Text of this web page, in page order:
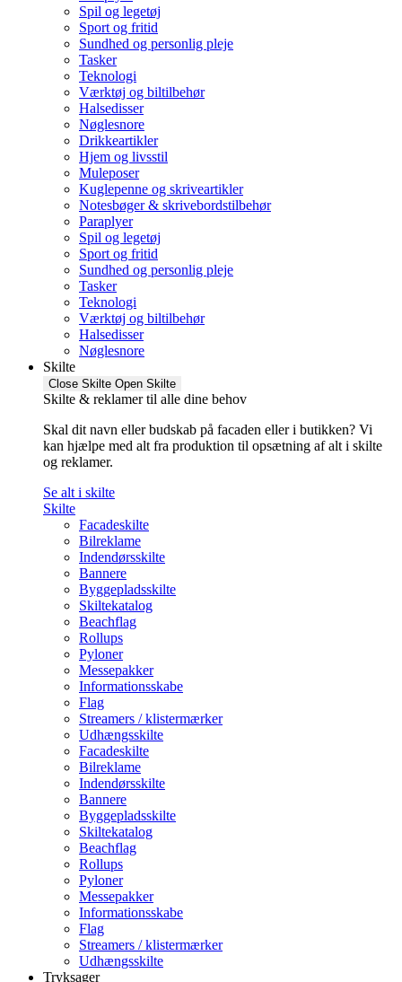
Spil og legetøj
Sport og fritid
Sundhed og personlig pleje
Tasker
Teknologi
Værktøj og biltilbehør
Halsedisser
Nøglesnore
Drikkeartikler
Hjem og livsstil
Muleposer
Kuglepenne og skriveartikler
Notesbøger & skrivebordstilbehør
Paraplyer
Spil og legetøj
Sport og fritid
Sundhed og personlig pleje
Tasker
Teknologi
Værktøj og biltilbehør
Halsedisser
Nøglesnore
Skilte
Close Skilte Open Skilte
Skilte & reklamer til alle dine behov
Skal dit navn eller budskab på facaden eller i butikken? Vi
kan hjælpe med alt fra produktion til opsætning af alt i skilte
og reklamer.
Se alt i skilte
Skilte
Facadeskilte
Bilreklame
Indendørsskilte
Bannere
Byggepladsskilte
Skiltekatalog
Beachflag
Rollups
Pyloner
Messepakker
Informationsskabe
Flag
Streamers / klistermærker
Udhængsskilte
Facadeskilte
Bilreklame
Indendørsskilte
Bannere
Byggepladsskilte
Skiltekatalog
Beachflag
Rollups
Pyloner
Messepakker
Informationsskabe
Flag
Streamers / klistermærker
Udhængsskilte
Tryksager